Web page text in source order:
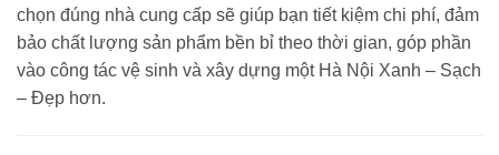
chọn đúng nhà cung cấp sẽ giúp bạn tiết kiệm chi phí, đảm
bảo chất lượng sản phẩm bền bỉ theo thời gian, góp phần
vào công tác vệ sinh và xây dựng một Hà Nội Xanh – Sạch
– Đẹp hơn.